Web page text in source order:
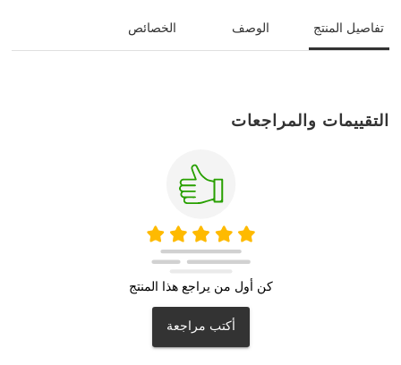
تفاصيل المنتج الوصف الخصائص
التقييمات والمراجعات
كن أول من يراجع هذا المنتج
أكتب مراجعة